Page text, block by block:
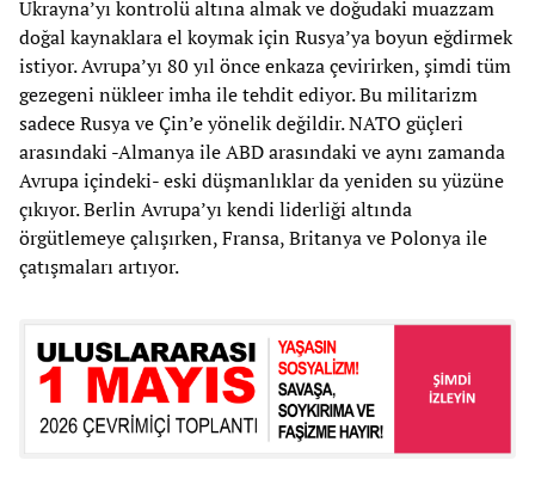
Ukrayna’yı kontrolü altına almak ve doğudaki muazzam
doğal kaynaklara el koymak için Rusya’ya boyun eğdirmek
istiyor. Avrupa’yı 80 yıl önce enkaza çevirirken, şimdi tüm
gezegeni nükleer imha ile tehdit ediyor. Bu militarizm
sadece Rusya ve Çin’e yönelik değildir. NATO güçleri
arasındaki -Almanya ile ABD arasındaki ve aynı zamanda
Avrupa içindeki- eski düşmanlıklar da yeniden su yüzüne
çıkıyor. Berlin Avrupa’yı kendi liderliği altında
örgütlemeye çalışırken, Fransa, Britanya ve Polonya ile
çatışmaları artıyor.